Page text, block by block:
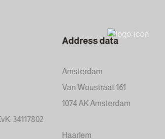
34117802
Address data
Amsterdam
Van Woustraat 161
1074 AK Amsterdam
Haarlem